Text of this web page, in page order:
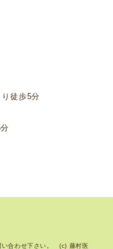
徒歩5分
い合わせ下さい。 (c) 藤村医